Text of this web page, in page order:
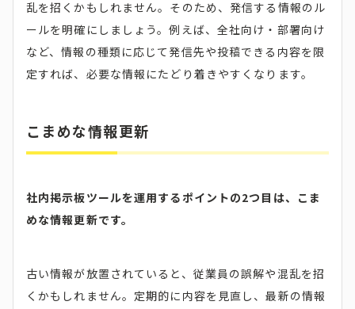
乱を招くかもしれません。そのため、発信する情報のル
ールを明確にしましょう。例えば、全社向け・部署向け
など、情報の種類に応じて発信先や投稿できる内容を限
定すれば、必要な情報にたどり着きやすくなります。
こまめな情報更新
社内掲示板ツールを運用するポイントの2つ目は、こま
めな情報更新です。
古い情報が放置されていると、従業員の誤解や混乱を招
くかもしれません。定期的に内容を見直し、最新の情報